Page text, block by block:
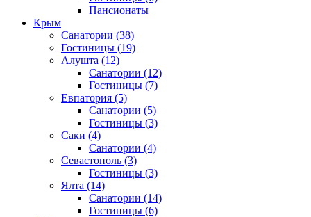
Пансионаты
Крым
Санатории (38)
Гостиницы (19)
Алушта (12)
Санатории (12)
Гостиницы (7)
Евпатория (5)
Санатории (5)
Гостиницы (3)
Саки (4)
Санатории (4)
Севастополь (3)
Гостиницы (3)
Ялта (14)
Санатории (14)
Гостиницы (6)